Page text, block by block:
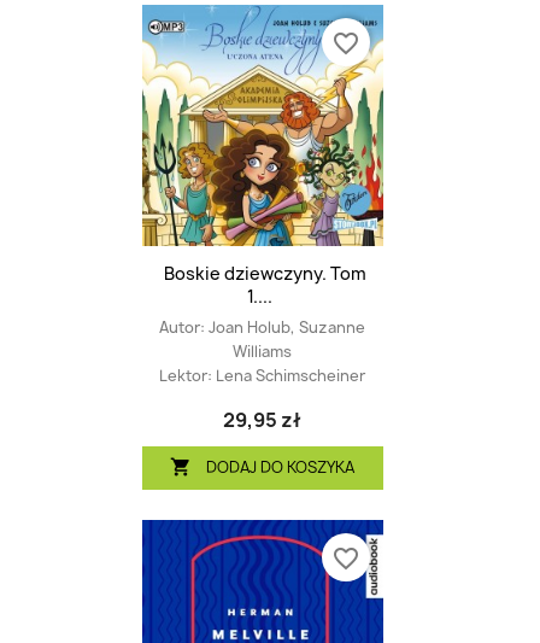
Boskie dziewczyny. Tom
1....
Autor: Joan Holub, Suzanne
Williams
Lektor: Lena Schimscheiner
29,95 zł
 DODAJ DO KOSZYKA
favorite_border
favorite_border